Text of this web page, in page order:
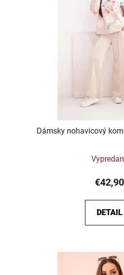
Dámsky nohavicový
€42,90
DETAIL